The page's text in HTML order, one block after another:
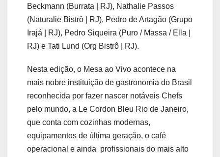
Beckmann (Burrata | RJ), Nathalie Passos
(Naturalie Bistrô | RJ), Pedro de Artagão (Grupo
Irajá | RJ), Pedro Siqueira (Puro / Massa / Ella |
RJ) e Tati Lund (Org Bistrô | RJ).
Nesta edição, o Mesa ao Vivo acontece na
mais nobre instituição de gastronomia do Brasil
reconhecida por fazer nascer notáveis Chefs
pelo mundo, a Le Cordon Bleu Rio de Janeiro,
que conta com cozinhas modernas,
equipamentos de última geração, o café
operacional e ainda profissionais do mais alto